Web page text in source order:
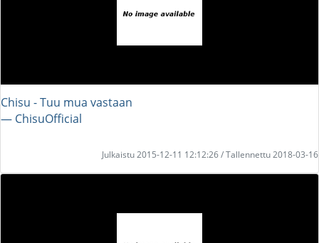
Chisu - Tuu mua vastaan
― ChisuOfficial
Julkaistu 2015-12-11 12:12:26 / Tallennettu 2018-03-16